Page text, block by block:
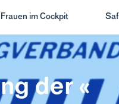
Frauen im Cockpit
der «